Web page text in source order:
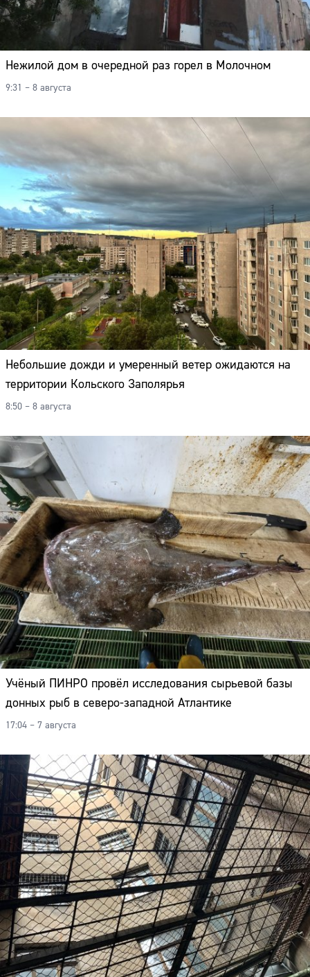
Нежилой дом в очередной раз горел в Молочном
9:31 – 8 августа
Небольшие дожди и умеренный ветер ожидаются на
территории Кольского Заполярья
8:50 – 8 августа
Учёный ПИНРО провёл исследования сырьевой базы
донных рыб в северо-западной Атлантике
17:04 – 7 августа
Сайт: